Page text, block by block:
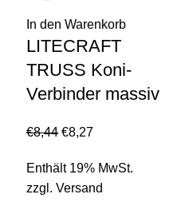
In den Warenkorb
LITECRAFT
TRUSS Koni-
Verbinder massiv
€8,44 €8,27
Enthält 19% MwSt.
zzgl. Versand